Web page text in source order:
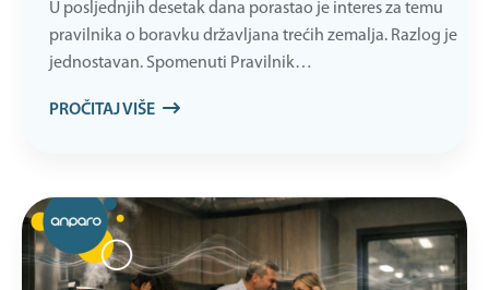
U posljednjih desetak dana porastao je interes za temu
pravilnika o boravku državljana trećih zemalja. Razlog je
jednostavan. Spomenuti Pravilnik…
PROČITAJ VIŠE